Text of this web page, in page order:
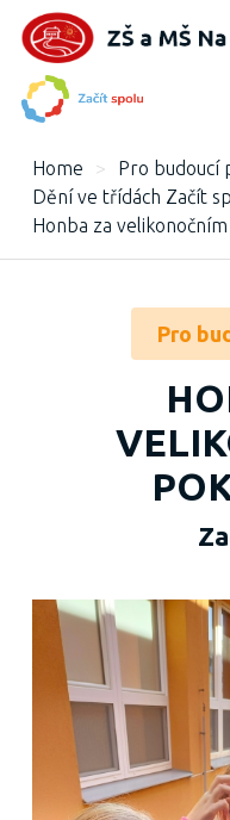
Home > Pro budoucí
Dění ve třídách Začít
Honba za
Pro